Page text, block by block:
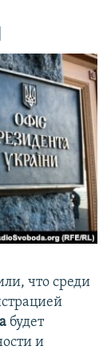
что среди
будет
и